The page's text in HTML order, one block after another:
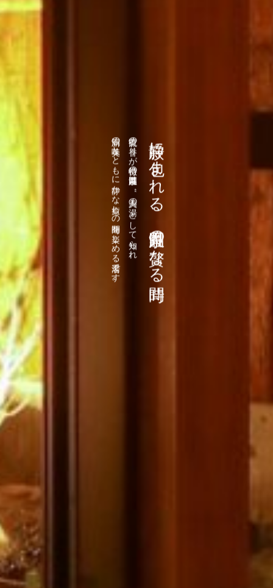
静寂に包まれる、月岡温泉の贅なる時間
硫黄の香りが特徴の月岡温泉は、“美人の湯”として知られ、
新潟の美味とともに静かな癒しの時間を楽しめる名湯です。